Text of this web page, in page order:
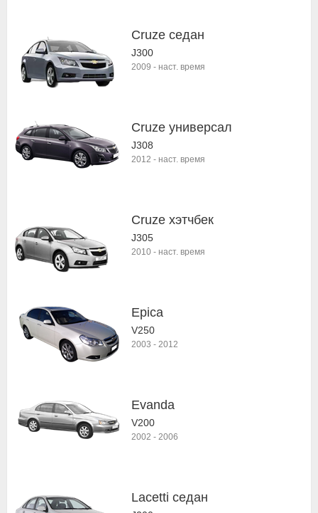
Cruze седан
J300
2009 - наст. время
Cruze универсал
J308
2012 - наст. время
Cruze хэтчбек
J305
2010 - наст. время
Epica
V250
2003 - 2012
Evanda
V200
2002 - 2006
Lacetti седан